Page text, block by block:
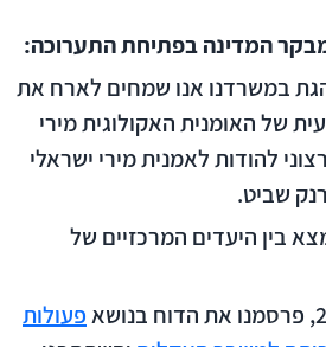
המדינה בפתיחת התערוכה:
במשרדנו אנו שמחים לארח את
של האומנית האקולוגית מירי
להודות לאמנית מירי ישראלי
שביט.
בין היעדים המרכזיים של
פעולות